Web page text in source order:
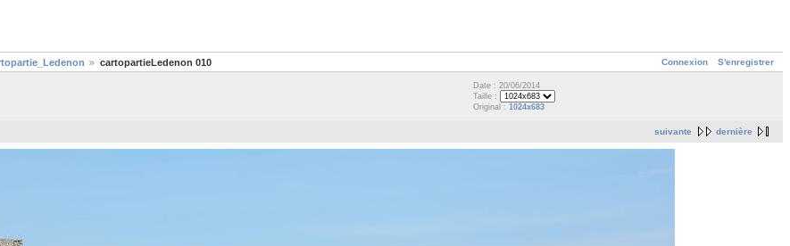
Connexion S'enregistrer
cartopartieLedenon 010
Date : 20/06/2014
Taille :
Original : 1024x683
suivante dernière